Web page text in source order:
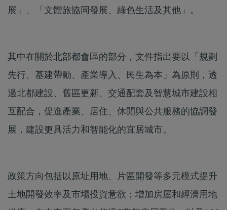
展」、「文體旅協同發展、綠色生活及其他」。
其中在關於北部都會區的部分，文件指出要以「規劃
先行、基建帶動、產業導入、民生為本」為原則，透
過北都建設、舊區更新、交通配套及智慧城市建設相
互配合，促進產業、居住、休閒與公共服務的協調發
展，建設更具活力和智能化的宜居城市。
政策方向包括以原址用地、片區開發等多元模式提升
土地開發效率及市場投資意欲；增加房屋和經濟用地